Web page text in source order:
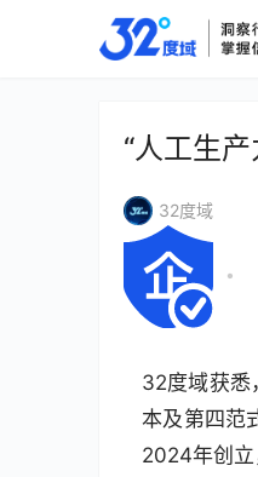
“人工生
32度域
•
32度域获悉
本及第四范
2024年创立